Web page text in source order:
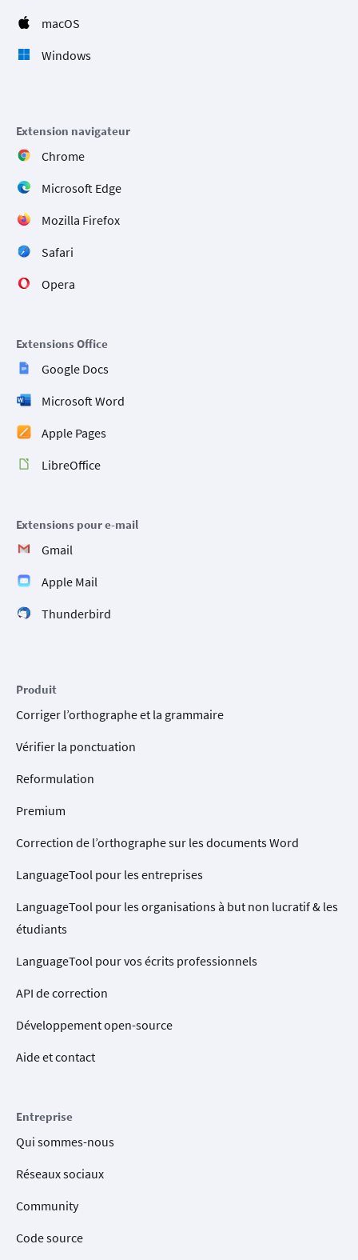
macOS
Windows
Extension navigateur
Chrome
Microsoft Edge
Mozilla Firefox
Safari
Opera
Extensions Office
Google Docs
Microsoft Word
Apple Pages
LibreOffice
Extensions pour e-mail
Gmail
Apple Mail
Thunderbird
Produit
Corriger l’orthographe et la grammaire
Vérifier la ponctuation
Reformulation
Premium
Correction de l’orthographe sur les documents Word
LanguageTool pour les entreprises
LanguageTool pour les organisations à but non lucratif & les
étudiants
LanguageTool pour vos écrits professionnels
API de correction
Développement open-source
Aide et contact
Entreprise
Qui sommes-nous
Réseaux sociaux
Community
Code source